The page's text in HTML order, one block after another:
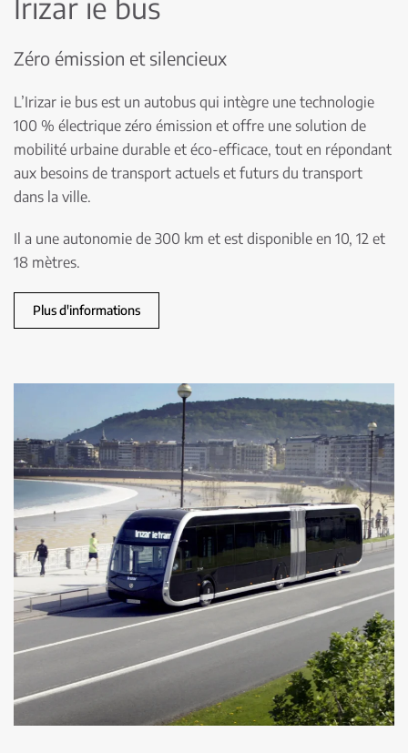
Zéro émission et silencieux
L’Irizar ie bus est un autobus qui intègre une technologie
100 % électrique zéro émission et offre une solution de
mobilité urbaine durable et éco-efficace, tout en répondant
aux besoins de transport actuels et futurs du transport
dans la ville.
Il a une autonomie de 300 km et est disponible en 10, 12 et
18 mètres.
Plus d'informations